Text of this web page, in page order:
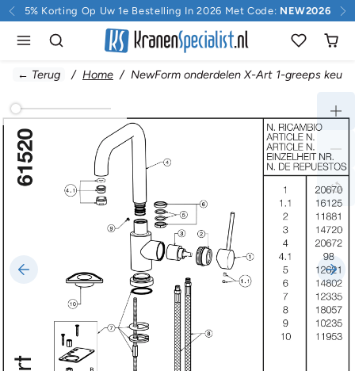
Doorgaan naar inhoud
5% Korting Op Uw 1e Bestelling In 2026 Met Code: NEW2026
← Terug Home NewForm onderdelen X-Art 1-greeps